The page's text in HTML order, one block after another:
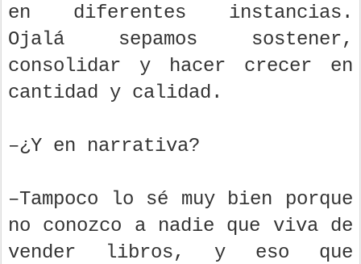
en diferentes instancias.
Ojalá sepamos sostener,
consolidar y hacer crecer en
cantidad y calidad.
–¿Y en narrativa?
–Tampoco lo sé muy bien porque
no conozco a nadie que viva de
vender libros, y eso que